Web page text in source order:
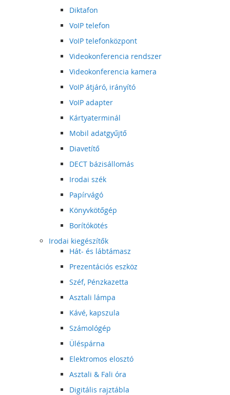
Diktafon
VoIP telefon
VoIP telefonközpont
Videokonferencia rendszer
Videokonferencia kamera
VoIP átjáró, irányító
VoIP adapter
Kártyaterminál
Mobil adatgyűjtő
Diavetítő
DECT bázisállomás
Irodai szék
Papírvágó
Könyvkötőgép
Borítókötés
Irodai kiegészítők
Hát- és lábtámasz
Prezentációs eszköz
Széf, Pénzkazetta
Asztali lámpa
Kávé, kapszula
Számológép
Üléspárna
Elektromos elosztó
Asztali & Fali óra
Digitális rajztábla